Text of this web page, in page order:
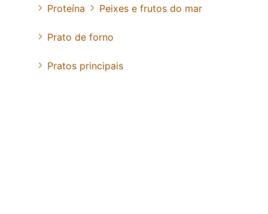
Proteína
Peixes e frutos do mar
Prato de forno
Pratos principais